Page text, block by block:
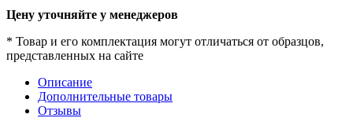
Цену уточняйте у менеджеров
* Товар и его комплектация могут отличаться от образцов,
представленных на сайте
Описание
Дополнительные товары
Отзывы